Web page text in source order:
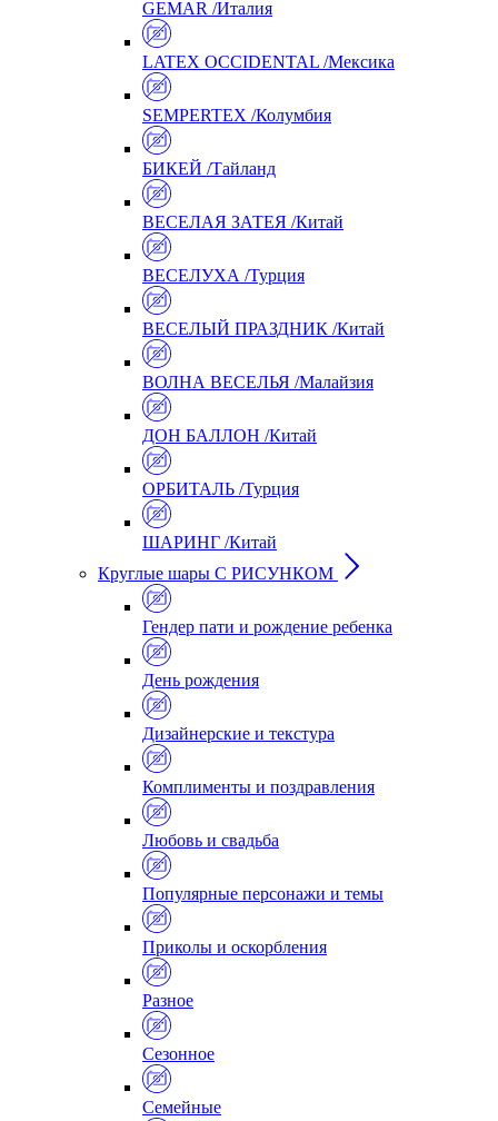
GEMAR /Италия
LATEX OCCIDENTAL /Мексика
SEMPERTEX /Колумбия
БИКЕЙ /Тайланд
ВЕСЕЛАЯ ЗАТЕЯ /Китай
ВЕСЕЛУХА /Турция
ВЕСЕЛЫЙ ПРАЗДНИК /Китай
ВОЛНА ВЕСЕЛЬЯ /Малайзия
ДОН БАЛЛОН /Китай
ОРБИТАЛЬ /Турция
ШАРИНГ /Китай
Круглые шары С РИСУНКОМ
Гендер пати и рождение ребенка
День рождения
Дизайнерские и текстура
Комплименты и поздравления
Любовь и свадьба
Популярные персонажи и темы
Приколы и оскорбления
Разное
Сезонное
Семейные